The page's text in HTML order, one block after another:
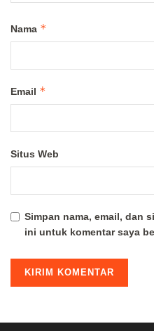
Nama *
Email *
Situs Web
Simpan nama, email, dan
ini untuk komentar saya